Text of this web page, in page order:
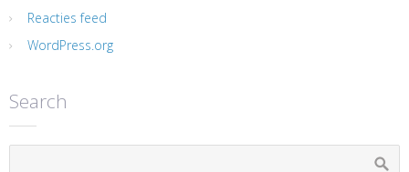
Reacties feed
WordPress.org
Search